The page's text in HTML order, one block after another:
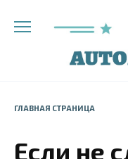
ГЛАВНАЯ СТРАНИЦА
Если не